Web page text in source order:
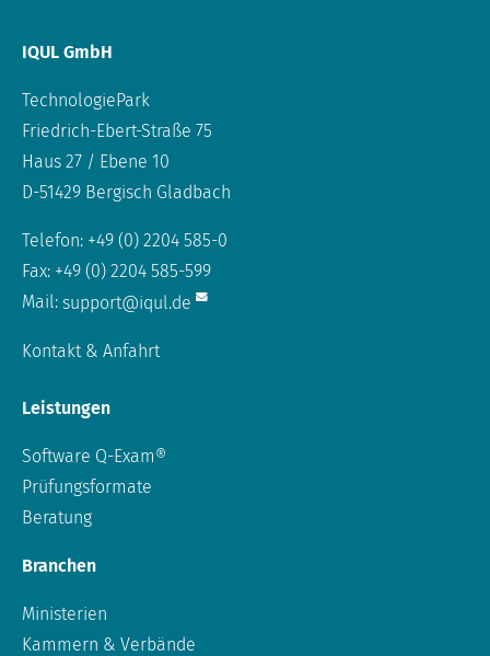
IQUL GmbH
TechnologiePark
Friedrich-Ebert-Straße 75
Haus 27 / Ebene 10
D-51429 Bergisch Gladbach
Telefon: +49 (0) 2204 585-0
Fax: +49 (0) 2204 585-599
Mail: support@iqul.de
Kontakt & Anfahrt
Leistungen
Software Q-Exam®
Prüfungsformate
Beratung
Branchen
Ministerien
Kammern & Verbände